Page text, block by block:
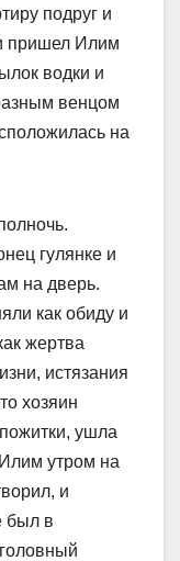
подруг и
пришел Илим
водки и
венцом
на
гулянке и
на дверь.
как обиду и
жертва
истязания
хозяин
ушла
утром на
и
был в